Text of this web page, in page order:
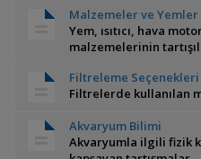
Malzemeler ve Yemler
Yem, ısıtıcı, hava
malzemelerinin
Filtreleme Seçenekleri
Filtrelerde kullanılan
Akvaryum Bilimi
Akvaryumla ilgili fizik